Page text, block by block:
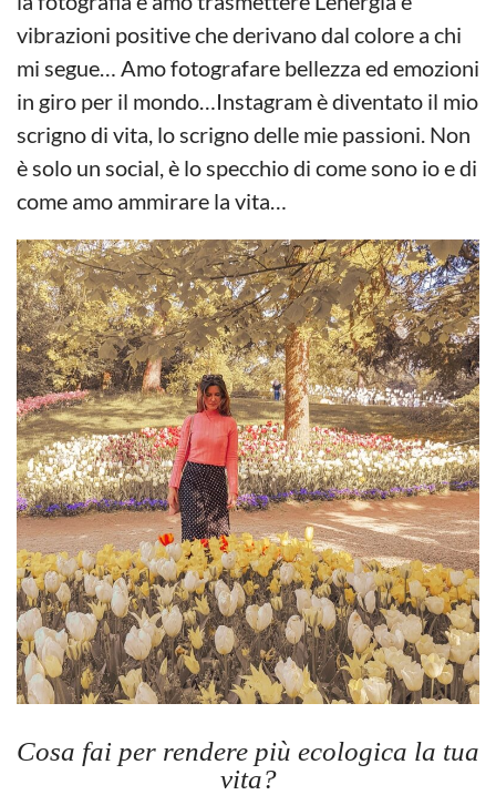
vibrazioni positive che derivano dal colore a chi
mi segue… Amo fotografare bellezza ed emozioni
in giro per il mondo…Instagram è diventato il mio
scrigno di vita, lo scrigno delle mie passioni. Non
è solo un social, è lo specchio di come sono io e di
come amo ammirare la vita…
Cosa fai per rendere più ecologica la tua
vita?